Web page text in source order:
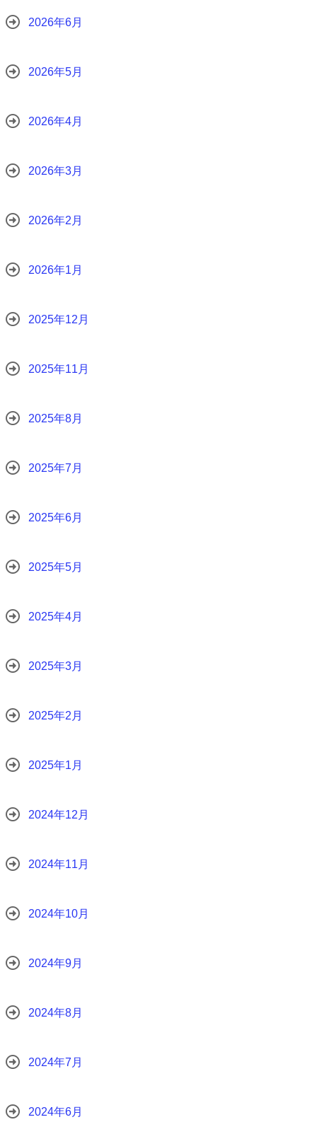
2026年6月
2026年5月
2026年4月
2026年3月
2026年2月
2026年1月
2025年12月
2025年11月
2025年8月
2025年7月
2025年6月
2025年5月
2025年4月
2025年3月
2025年2月
2025年1月
2024年12月
2024年11月
2024年10月
2024年9月
2024年8月
2024年7月
2024年6月